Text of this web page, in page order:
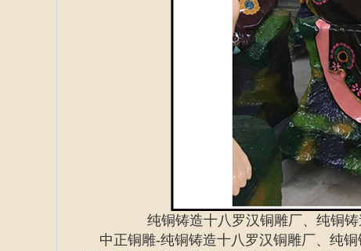
纯铜铸造十八罗汉铜雕厂、纯铜
中正铜雕-纯铜铸造十八罗汉铜雕厂、 纯铜